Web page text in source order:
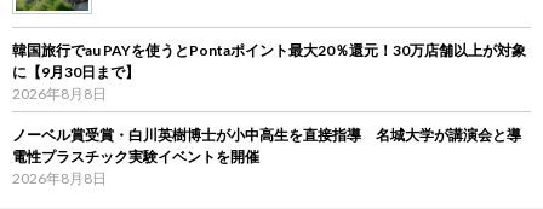
韓国旅行でau PAYを使うとPontaポイント最大20％還元！30万店舗以上が対象
に【9月30日まで】
2026年8月8日
ノーベル賞受賞・白川英樹博士が小中高生を直接指導 名城大学が講演会と導
電性プラスチック実験イベントを開催
2026年8月8日